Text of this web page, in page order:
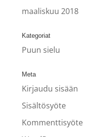
maaliskuu 2018
Kategoriat
Puun sielu
Meta
Kirjaudu sisään
Sisältösyöte
Kommenttisyöte